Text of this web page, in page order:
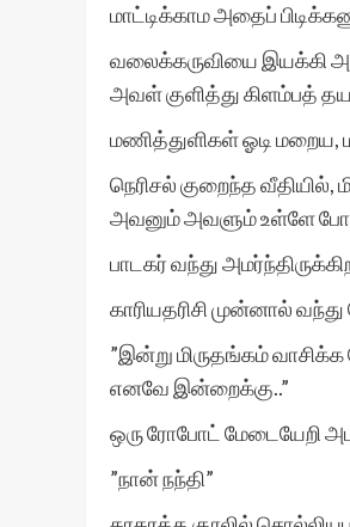
மாட்டிக்காம அதைப்
வலைக்கருவியை இயக்கி
அவள் குளித்து கிளம்பத்
மணித்துளிகள் ஓடி மறைய,
நெரிசல் குறைந்த
அவனும் அவளும் உள்ளே
பாடகர் வந்து
காரியதரிசி முன்னால் வந்து
”இன்று மிருதங்கம்
எனவே இன்றைக்கு..”
ஒரு ரோபோட் மேடையேறி
”நான் நந்தி”